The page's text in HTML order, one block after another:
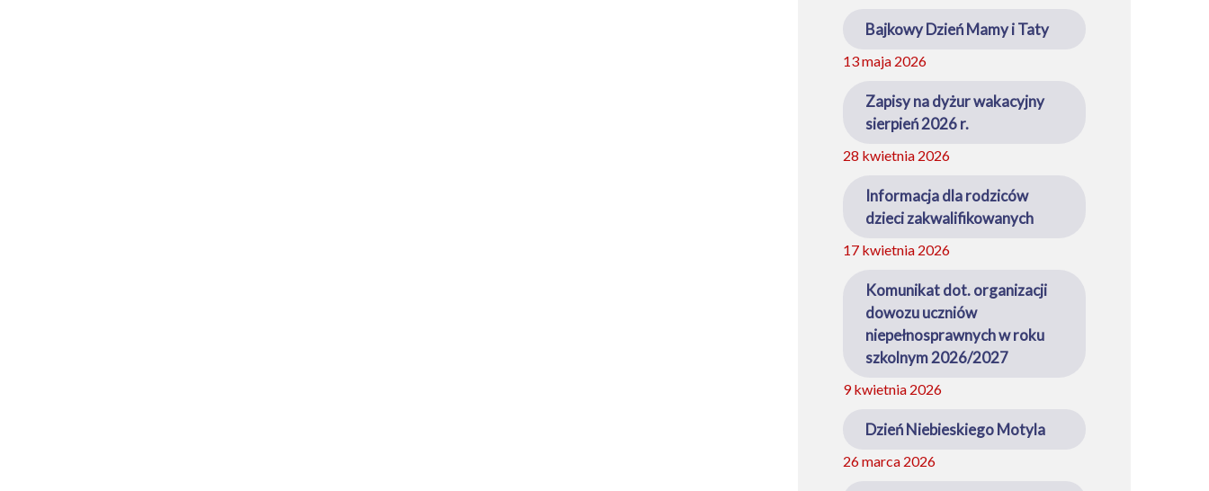
Bajkowy Dzień Mamy i Taty
13 maja 2026
Zapisy na dyżur wakacyjny
sierpień 2026 r.
28 kwietnia 2026
Informacja dla rodziców
dzieci zakwalifikowanych
17 kwietnia 2026
Komunikat dot. organizacji
dowozu uczniów
niepełnosprawnych w roku
szkolnym 2026/2027
9 kwietnia 2026
Dzień Niebieskiego Motyla
26 marca 2026